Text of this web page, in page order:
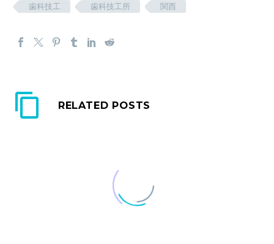
歯科技工
歯科技工所 関西
RELATED POSTS